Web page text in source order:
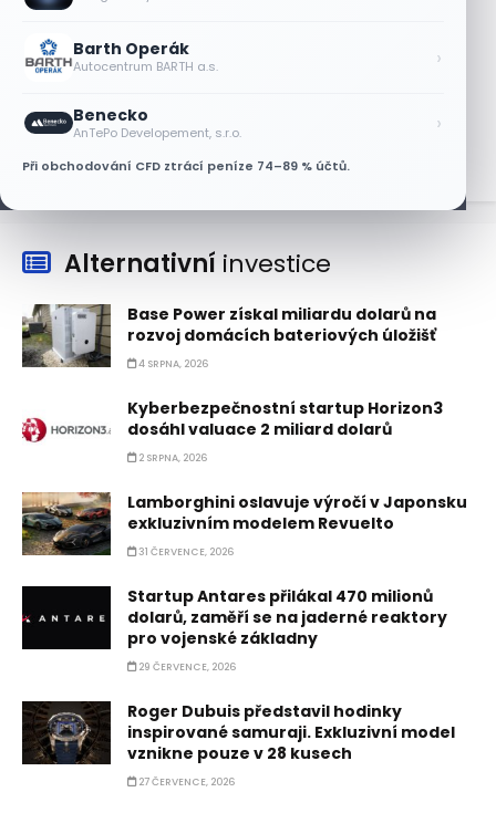
Barth Operák
Autocentrum BARTH a.s. ›
Benecko
AnTePo Developement, s.r.o. ›
Při obchodování CFD ztrácí peníze 74–89 % účtů.
Tesla míří na obrovský trh
samořiditelných aut. Akcie reagují
7 SRPNA, 2026
Alternativní investice
Base Power získal miliardu dolarů na
rozvoj domácích bateriových úložišť
4 SRPNA, 2026
Kyberbezpečnostní startup Horizon3
dosáhl valuace 2 miliard dolarů
2 SRPNA, 2026
Lamborghini oslavuje výročí v Japonsku
exkluzivním modelem Revuelto
31 ČERVENCE, 2026
Startup Antares přilákal 470 milionů
dolarů, zaměří se na jaderné reaktory
pro vojenské základny
29 ČERVENCE, 2026
Roger Dubuis představil hodinky
inspirované samuraji. Exkluzivní model
vznikne pouze v 28 kusech
27 ČERVENCE, 2026